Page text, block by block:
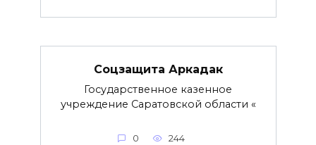
Соцзащита Аркадак
Государственное казенное
учреждение Саратовской области «
0 244